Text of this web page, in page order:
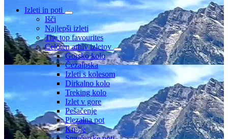
Izleti in poti
Išči
Najlepši izleti
The top favourites
Celoten arhiv izletov
Gorsko kolo
Čezalpska
Izleti s kolesom
Dirkalno kolo
Treking kolo
Izlet v gore
Pešačenje
Plezalna pot
Krplje